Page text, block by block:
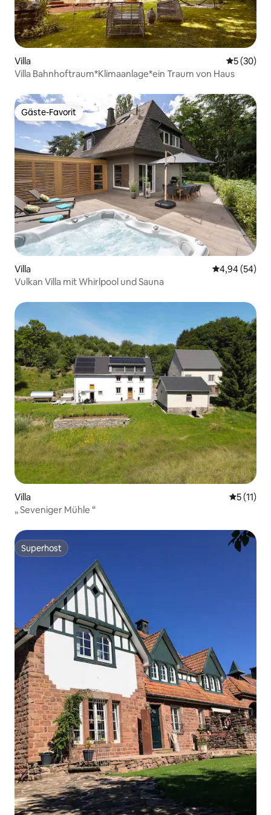
Villa
5 (30)
Villa Bahnhoftraum*Klimaanlage*ein Traum von Haus
Gäste-Favorit
Gäste-Favorit
Villa
4,94 (54)
Vulkan Villa mit Whirlpool und Sauna
Villa
5 (11)
„ Seveniger Mühle “
Superhost
Superhost